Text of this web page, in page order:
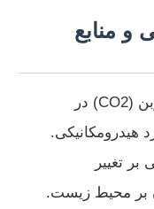
و منابع
تحلیل پایداری مخازن ذخیره کربن (CO2) در
هیدرومکانیکی.
تغییر
بر محیط زیست.